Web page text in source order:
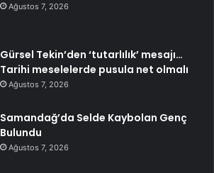
Ağustos 7, 2026
Gürsel Tekin’den ‘tutarlılık’ mesajı…
Tarihi meselelerde pusula net olmalı
Ağustos 7, 2026
Samandağ’da Selde Kaybolan Genç
Bulundu
Ağustos 7, 2026